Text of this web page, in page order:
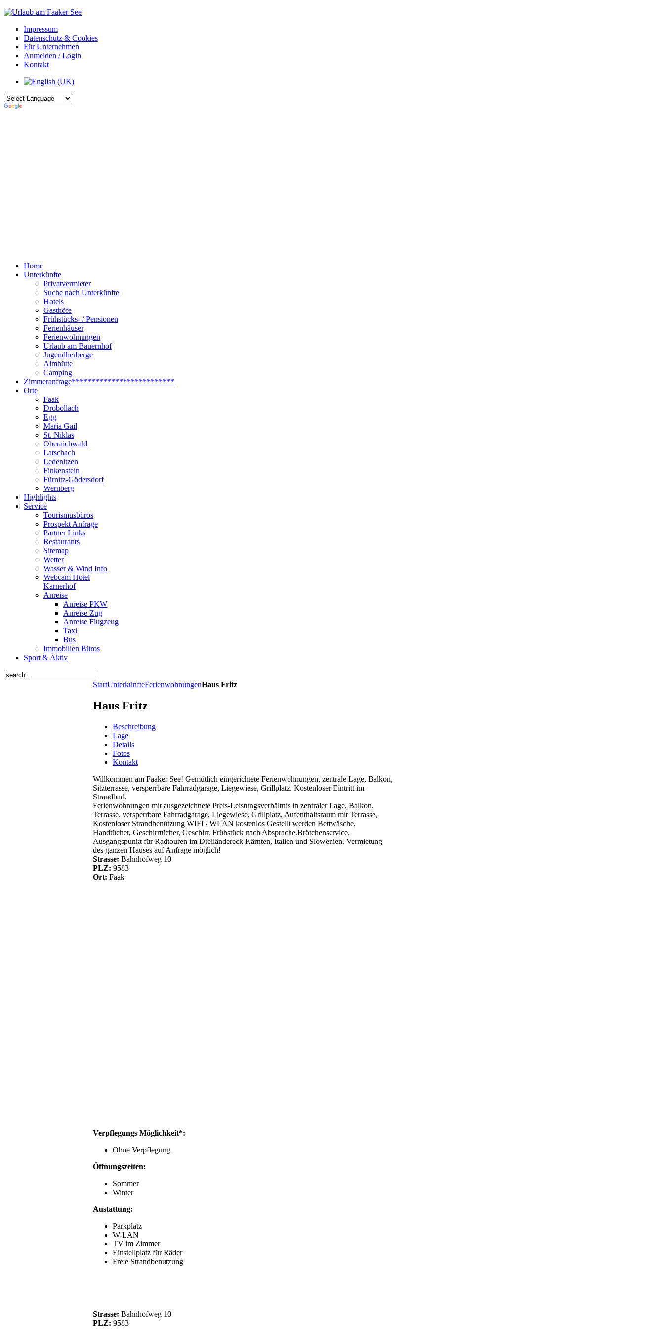
Impressum
Datenschutz & Cookies
Für Unternehmen
Anmelden / Login
Kontakt
Home
Unterkünfte
Privatvermieter
Suche nach Unterkünfte
Hotels
Gasthöfe
Frühstücks- / Pensionen
Ferienhäuser
Ferienwohnungen
Urlaub am Bauernhof
Jugendherberge
Almhütte
Camping
Zimmeranfrage**************************
Orte
Faak
Drobollach
Egg
Maria Gail
St. Niklas
Oberaichwald
Latschach
Ledenitzen
Finkenstein
Fürnitz-Gödersdorf
Wernberg
Highlights
Service
Tourismusbüros
Prospekt Anfrage
Partner Links
Restaurants
Sitemap
Wetter
Wasser & Wind Info
Webcam Hotel
Karnerhof
Anreise
Anreise PKW
Anreise Zug
Anreise Flugzeug
Taxi
Bus
Immobilien Büros
Sport & Aktiv
StartUnterkünfteFerienwohnungenHaus Fritz
Haus Fritz
Beschreibung
Lage
Details
Fotos
Kontakt
Willkommen am Faaker See! Gemütlich eingerichtete Ferienwohnungen, zentrale Lage, Balkon,
Sitzterrasse, versperrbare Fahrradgarage, Liegewiese, Grillplatz. Kostenloser Eintritt im
Strandbad.
Ferienwohnungen mit ausgezeichnete Preis-Leistungsverhältnis in zentraler Lage, Balkon,
Terrasse. versperrbare Fahrradgarage, Liegewiese, Grillplatz, Aufenthaltsraum mit Terrasse,
Kostenloser Strandbenützung WIFI / WLAN kostenlos Gestellt werden Bettwäsche,
Handtücher, Geschirrtücher, Geschirr. Frühstück nach Absprache.Brötchenservice.
Ausgangspunkt für Radtouren im Dreiländereck Kärnten, Italien und Slowenien. Vermietung
des ganzen Hauses auf Anfrage möglich!
Strasse: Bahnhofweg 10
PLZ: 9583
Ort: Faak
Verpflegungs Möglichkeit*:
Ohne Verpflegung
Öffnungszeiten:
Sommer
Winter
Austattung:
Parkplatz
W-LAN
TV im Zimmer
Einstellplatz für Räder
Freie Strandbenutzung
Strasse: Bahnhofweg 10
PLZ: 9583